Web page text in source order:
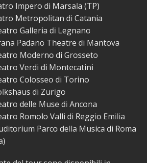
Impero di Marsala (TP)
Metropolitan di Catania
Galleria di Legnano
Padano Theatre di Mantova
Moderno di Grosseto
Verdi di Montecatini
Colosseo di Torino
di Zurigo
delle Muse di Ancona
Romolo Valli di Reggio Emilia
Parco della Musica di Roma